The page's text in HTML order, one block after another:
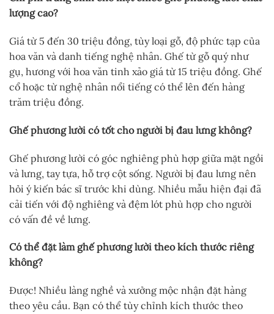
lượng cao?
Giá từ 5 đến 30 triệu đồng, tùy loại gỗ, độ phức tạp của
hoa văn và danh tiếng nghệ nhân. Ghế từ gỗ quý như
gụ, hương với hoa văn tinh xảo giá từ 15 triệu đồng. Ghế
cổ hoặc từ nghệ nhân nổi tiếng có thể lên đến hàng
trăm triệu đồng.
Ghế phương lười có tốt cho người bị đau lưng không?
Ghế phương lười có góc nghiêng phù hợp giữa mặt ngồi
và lưng, tay tựa, hỗ trợ cột sống. Người bị đau lưng nên
hỏi ý kiến bác sĩ trước khi dùng. Nhiều mẫu hiện đại đã
cải tiến với độ nghiêng và đệm lót phù hợp cho người
có vấn đề về lưng.
Có thể đặt làm ghế phương lười theo kích thước riêng
không?
Được! Nhiều làng nghề và xưởng mộc nhận đặt hàng
theo yêu cầu. Bạn có thể tùy chỉnh kích thước theo